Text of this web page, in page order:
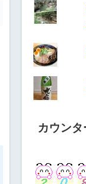
カウンタ